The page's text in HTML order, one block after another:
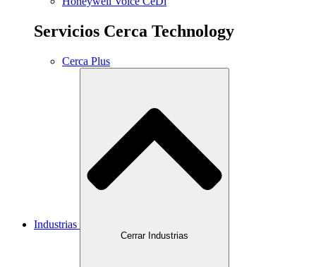
Servicios Cerca Technology
Cerca Plus
Industrias
Cerrar Industrias